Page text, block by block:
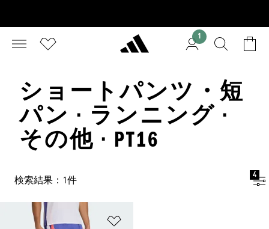
1
ショートパンツ・短
パン · ランニング ·
その他 · PT16
検索結果：1件
4